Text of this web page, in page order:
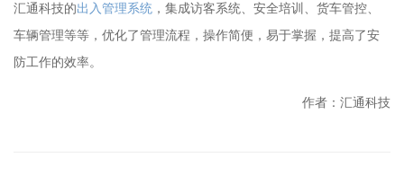
汇通科技的出入管理系统 ，集成访客系统 、安全培训、货车管控、
车辆管理等等，优化了管理流程，操作简便，易于掌握，提高了安
防工作的效率。
作者：汇通科技